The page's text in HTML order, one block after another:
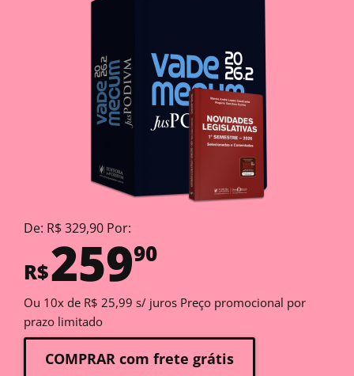
De: R$ 329,90 Por:
R$25990
Ou 10x de R$ 25,99 s/ juros Preço promocional por
prazo limitado
COMPRAR com frete grátis